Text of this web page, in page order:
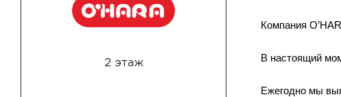
2 этаж
Компания
В настоящий
Ежегодно мы